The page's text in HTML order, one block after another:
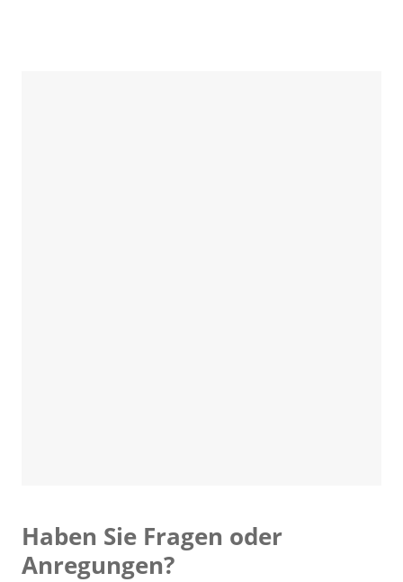
Haben Sie Fragen oder
Anregungen?